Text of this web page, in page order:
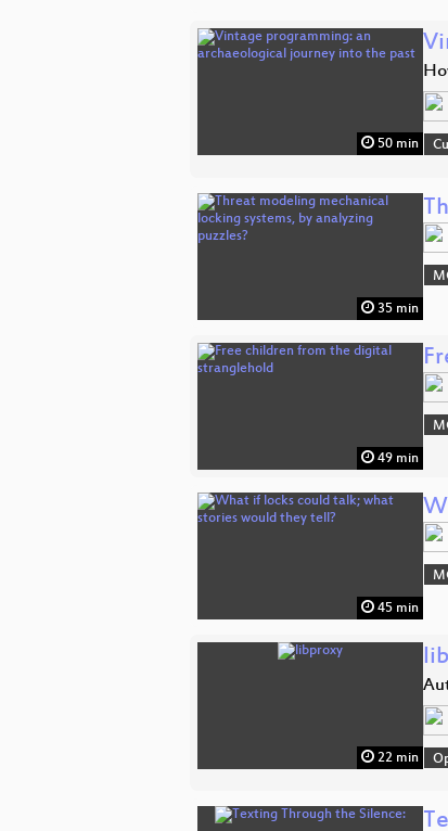
50 min
35 min
49 min
45 min
22 min